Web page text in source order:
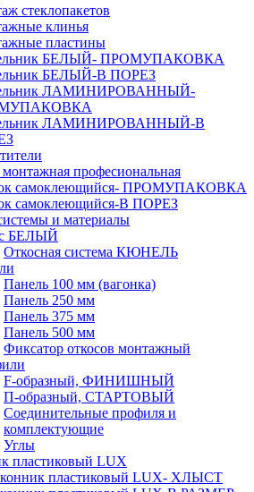
стеклопакетов
клинья
пластины
БЕЛЫЙ- ПРОМУПАКОВКА
БЕЛЫЙ-В ПОРЕЗ
ЛАМИНИРОВАННЫЙ-
ЛАМИНИРОВАННЫЙ-В
професиональная
самоклеющийся- ПРОМУПАКОВКА
самоклеющийся-В ПОРЕЗ
и материалы
БЕЛЫЙ
Откосная система КЮНЕЛЬ
Панель 100 мм (вагонка)
Панель 250 мм
Панель 375 мм
Панель 500 мм
Фиксатор откосов монтажный
F-образный, ФИНИШНЫЙ
П-образный, СТАРТОВЫЙ
Соединительные профиля и
комплектующие
Углы
пластиковый LUX
пластиковый LUX- ХЛЫСТ